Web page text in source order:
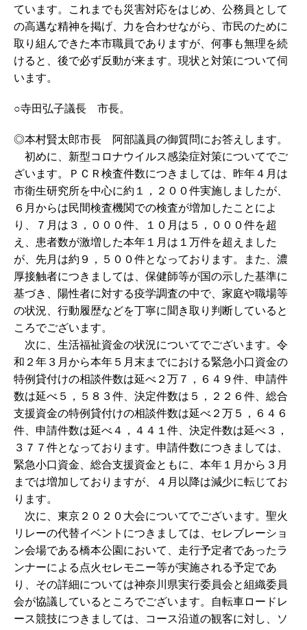
ています。これまでも災害対応をはじめ、公務員として
の高邁な精神を掲げ、力を合わせながら、市民のために
取り組んできた本市職員でありますが、何事も無理を続
けると、後で必ず反動が来ます。現状と対策について伺
います。
○寺田弘子議長 市長。
◎本村賢太郎市長 阿部議員の御質問にお答えします。
初めに、新型コロナウイルス感染症対策についてでご
ざいます。ＰＣＲ検査件数につきましては、昨年４月は
市衛生研究所を中心に約１，２００件実施しましたが、
６月からは民間検査機関での検査が増加したことによ
り、７月は３，０００件、１０月は５，０００件を超
え、患者数が激増した本年１月は１万件を超えました
が、先月は約９，５００件となっております。また、濃
厚接触者につきましては、保健師等が国の示した基準に
基づき、陽性者に対する疫学調査の中で、家庭や職場等
の状況、行動履歴などを丁寧に聞き取り判断していると
ころでございます。
次に、生活福祉資金の状況についてでございます。令
和２年３月から本年５月末までにおける緊急小口資金の
特例貸付けの相談件数は延べ２万７，６４９件、申請件
数は延べ５，５８３件、決定件数は５，２２６件、総合
支援資金の特例貸付けの相談件数は延べ２万５，６４６
件、申請件数は延べ４，４４１件、決定件数は延べ３，
３７７件となっております。申請件数につきましては、
緊急小口資金、総合支援資金ともに、本年１月から３月
までは増加しておりますが、４月以降は減少に転じてお
ります。
次に、東京２０２０大会についてでございます。聖火
リレーの代替イベントにつきましては、セレブレーショ
ン会場である橋本公園において、走行予定者であったラ
ンナーによる点火セレモニー等が実施される予定であ
り、その詳細については神奈川県実行委員会と組織委員
会が協議しているところでございます。自転車ロードレ
ース競技につきましては、コース沿道の観客に対し、ソ